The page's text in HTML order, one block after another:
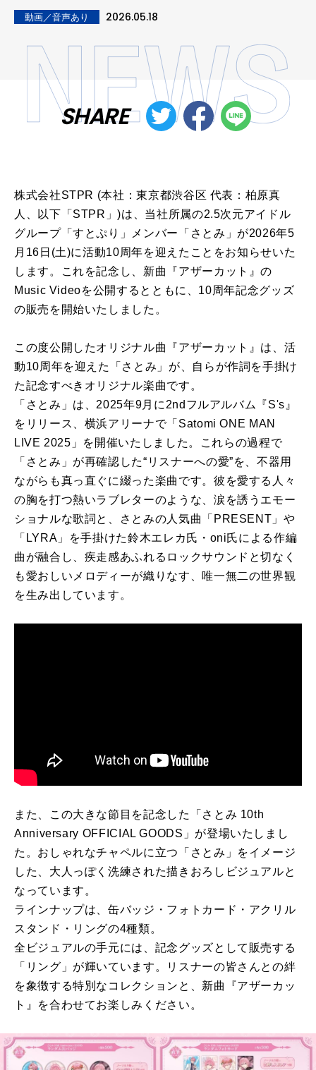
動画／音声あり 2026.05.18
SHARE
株式会社STPR (本社：東京都渋谷区 代表：柏原真
人、以下「STPR」)は、当社所属の2.5次元アイドル
グループ「すとぷり」メンバー「さとみ」が2026年5
月16日(土)に活動10周年を迎えたことをお知らせいた
します。これを記念し、新曲『アザーカット』の
Music Videoを公開するとともに、10周年記念グッズ
の販売を開始いたしました。
この度公開したオリジナル曲『アザーカット』は、活
動10周年を迎えた「さとみ」が、自らが作詞を手掛け
た記念すべきオリジナル楽曲です。
「さとみ」は、2025年9月に2ndフルアルバム『S's』
をリリース、横浜アリーナで「Satomi ONE MAN
LIVE 2025」を開催いたしました。これらの過程で
「さとみ」が再確認した“リスナーへの愛”を、不器用
ながらも真っ直ぐに綴った楽曲です。彼を愛する人々
の胸を打つ熱いラブレターのような、涙を誘うエモー
ショナルな歌詞と、さとみの人気曲「PRESENT」や
「LYRA」を手掛けた鈴木エレカ氏・oni氏による作編
曲が融合し、疾走感あふれるロックサウンドと切なく
も愛おしいメロディーが織りなす、唯一無二の世界観
を生み出しています。
また、この大きな節目を記念した「さとみ 10th
Anniversary OFFICIAL GOODS」が登場いたしまし
た。おしゃれなチャペルに立つ「さとみ」をイメージ
した、大人っぽく洗練された描きおろしビジュアルと
なっています。
ラインナップは、缶バッジ・フォトカード・アクリル
スタンド・リングの4種類。
全ビジュアルの手元には、記念グッズとして販売する
「リング」が輝いています。リスナーの皆さんとの絆
を象徴する特別なコレクションと、新曲『アザーカッ
ト』を合わせてお楽しみください。